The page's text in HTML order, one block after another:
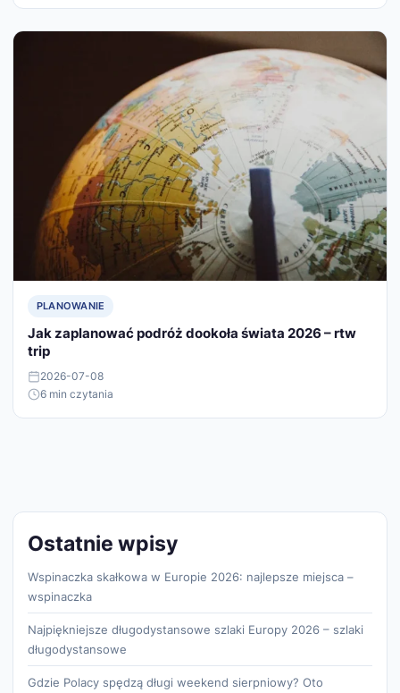
PLANOWANIE
Jak zaplanować podróż dookoła świata 2026 – rtw
trip
2026-07-08
6 min czytania
Ostatnie wpisy
Wspinaczka skałkowa w Europie 2026: najlepsze miejsca –
wspinaczka
Najpiękniejsze długodystansowe szlaki Europy 2026 – szlaki
długodystansowe
Gdzie Polacy spędzą długi weekend sierpniowy? Oto